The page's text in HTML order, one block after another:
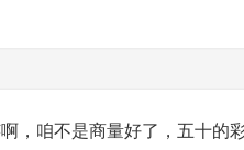
，咱不是商量好了，五十的